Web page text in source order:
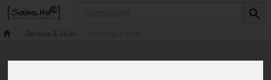
Getreide & Müsli